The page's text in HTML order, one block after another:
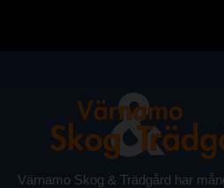
Värnamo Skog & Trädgård har